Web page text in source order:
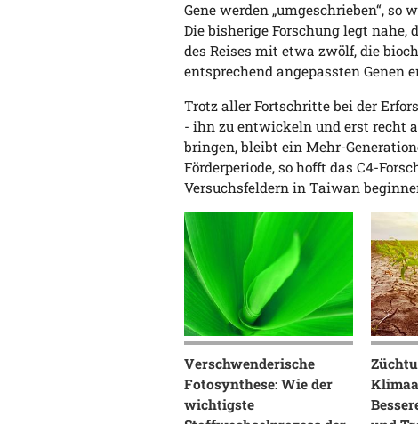
Gene werden „umgeschrieben“,
Die bisherige Forschung legt
des Reises mit etwa zwölf, die
entsprechend angepassten Genen
Trotz aller Fortschritte bei der
- ihn zu entwickeln und erst recht
bringen, bleibt ein Mehr-
Förderperiode, so hofft das C4-
Versuchsfeldern in Taiwan
Verschwenderische
Fotosynthese: Wie der
wichtigste